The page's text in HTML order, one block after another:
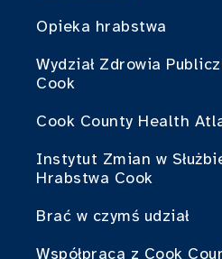
Opieka hrabstwa
Wydział Zdrowia
Cook
Cook County Health
Instytut Zmian w
Hrabstwa Cook
Brać w czymś udział
Współpraca z Cook